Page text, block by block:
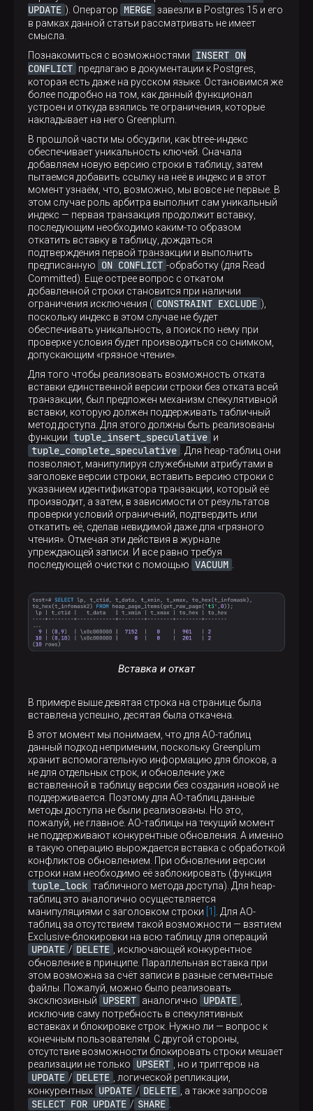
UPDATE ). Оператор MERGE завезли в Postgres 15 и его
в рамках данной статьи рассматривать не имеет
смысла.
Познакомиться с возможностями
INSERT ON
CONFLICT предлагаю в документации к Postgres,
которая есть даже на русском языке. Остановимся же
более подробно на том, как данный функционал
устроен и откуда взялись те ограничения, которые
накладывает на него Greenplum.
В прошлой части мы обсудили, как btree-индекс
обеспечивает уникальность ключей. Сначала
добавляем новую версию строки в таблицу, затем
пытаемся добавить ссылку на неё в индекс и в этот
момент узнаём, что, возможно, мы вовсе не первые. В
этом случае роль арбитра выполнит сам уникальный
индекс — первая транзакция продолжит вставку,
последующим необходимо каким-то образом
откатить вставку в таблицу, дождаться
подтверждения первой транзакции и выполнить
предписанную
ON CONFLICT -обработку (для Read
Committed). Еще острее вопрос с откатом
добавленной строки становится при наличии
ограничения исключения ( CONSTRAINT EXCLUDE ),
поскольку индекс в этом случае не будет
обеспечивать уникальность, а поиск по нему при
проверке условия будет производиться со снимком,
допускающим «грязное чтение».
Для того чтобы реализовать возможность отката
вставки единственной версии строки без отката всей
транзакции, был предложен механизм спекулятивной
вставки, которую должен поддерживать табличный
метод доступа. Для этого должны быть реализованы
функции tuple_insert_speculative и
tuple_complete_speculative
. Для heap-таблиц они
позволяют, манипулируя служебными атрибутами в
заголовке версии строки, вставить версию строки с
указанием идентификатора транзакции, который её
производит, а затем, в зависимости от результатов
проверки условий ограничений, подтвердить или
откатить её, сделав невидимой даже для «грязного
чтения». Отмечая эти действия в журнале
упреждающей записи. И все равно требуя
последующей очистки с помощью VACUUM
Вставка и откат
В примере выше девятая строка на странице была
вставлена успешно, десятая была откачена.
В этот момент мы понимаем, что для АО-таблиц
данный подход неприменим, поскольку Greenplum
хранит вспомогательную информацию для блоков, а
не для отдельных строк, и обновление уже
вставленной в таблицу версии без создания новой не
поддерживается. Поэтому для AO-таблиц данные
методы доступа не были реализованы. Но это,
пожалуй, не главное. АО-таблицы на текущий момент
не поддерживают конкурентные обновления. А именно
в такую операцию вырождается вставка с обработкой
конфликтов обновлением. При обновлении версии
строки нам необходимо её заблокировать (функция
tuple_lock табличного метода доступа). Для heap-
таблиц это аналогично осуществляется
манипуляциями с заголовком строки [1]
. Для AO-
таблиц за отсутствием такой возможности — взятием
Exclusive-блокировки на всю таблицу для операций
UPDATE / DELETE
, исключающей конкурентное
обновление в принципе. Параллельная вставка при
этом возможна за счёт записи в разные сегментные
файлы. Пожалуй, можно было реализовать
эксклюзивный
UPSERT аналогично UPDATE
исключив саму потребность в спекулятивных
вставках и блокировке строк. Нужно ли — вопрос к
конечным пользователям. С другой стороны,
отсутствие возможности блокировать строки мешает
реализации не только
UPSERT , но и триггеров на
UPDATE / DELETE
, логической репликации,
конкурентных
UPDATE / DELETE , а также запросов
SELECT FOR UPDATE / SHARE